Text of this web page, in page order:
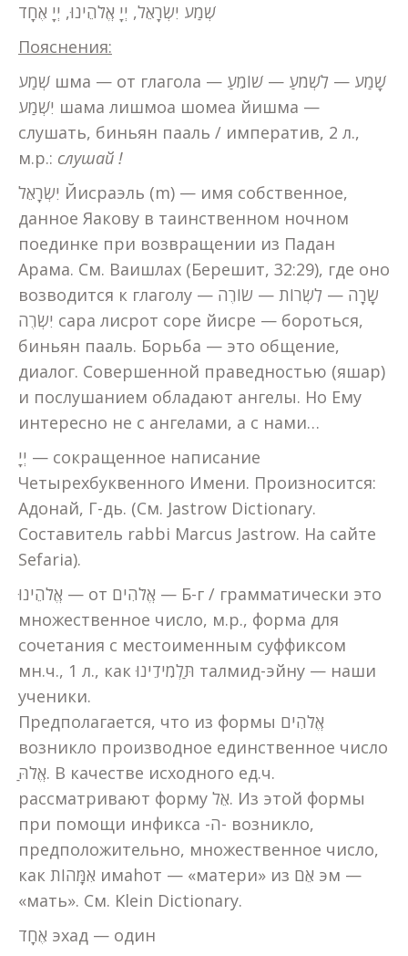
שְׁמַע יִשְׂרָאֵל, יְיָ אֱלֹהֵינוּ, יְיָ אֶחָד
Пояснения:
שְׁמַע шма — от глагола שָׁמַע — לִשְׁמֹעַ — שׁוֹמֵעַ —
יִשְׁמַע шама лишмоа шомеа йишма —
слушать, биньян пааль / императив, 2 л.,
м.р.: слушай !
יִשְׂרָאֵל Йисраэль (m) — имя собственное,
данное Яакову в таинственном ночном
поединке при возвращении из Падан
Арама. См. Ваишлах (Берешит, 32:29), где оно
возводится к глаголу שָׂרָה — לִשְׂרוֹת — שׂוֹרֶה —
יִשְׂרֶה сара лисрот соре йисре — бороться,
биньян пааль. Борьба — это общение,
диалог. Совершенной праведностью (яшар)
и послушанием обладают ангелы. Но Ему
интересно не с ангелами, а с нами…
יְיָ — сокращенное написание
Четырехбуквенного Имени. Произносится:
Адонай, Г-дь. (См. Jastrow Dictionary.
Составитель rabbi Marcus Jastrow. На сайте
Sefaria).
אֱלֹהֵינוּ — от אֱלֹהִים — Б-г / грамматически это
множественное число, м.р., форма для
сочетания с местоименным суффиксом
мн.ч., 1 л., как תַּלְמִידֵינוּ талмид-эйну — наши
ученики.
Предполагается, что из формы אֱלֹהִים
возникло производное единственное число
אֱלֹהַּ. В качестве исходного ед.ч.
рассматривают форму אֵל. Из этой формы
при помощи инфикса -ה- возникло,
предположительно, множественное число,
как אִמָּהוֹת имаhот — «матери» из אֵם эм —
«мать». См. Klein Dictionary.
אֶחָד эхад — один